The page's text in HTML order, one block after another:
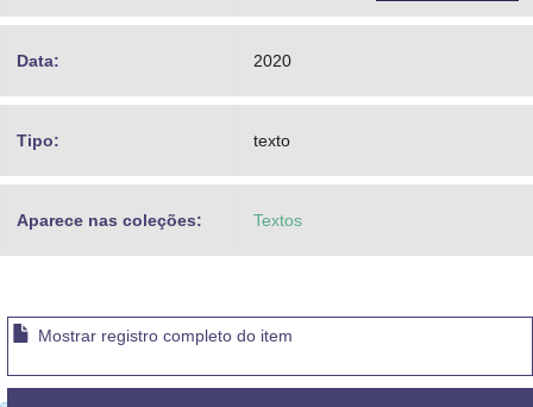
Data: 2020
Tipo: texto
Aparece nas coleções: Textos
Mostrar registro completo do item